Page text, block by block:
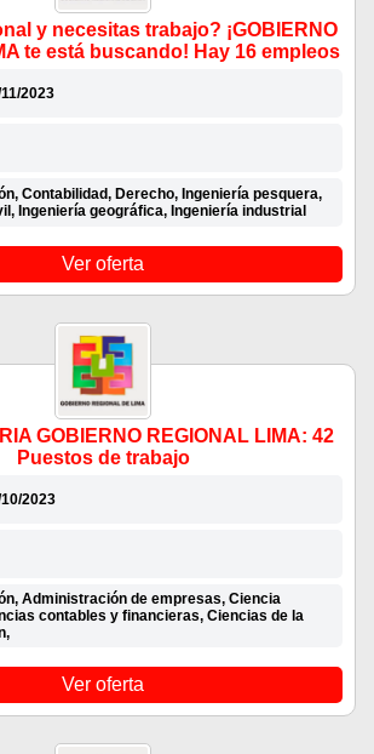
y necesitas trabajo? ¡GOBIERNO
te está buscando! Hay 16 empleos
2023
Contabilidad, Derecho, Ingeniería pesquera,
Ingeniería geográfica, Ingeniería industrial
Ver oferta
GOBIERNO REGIONAL LIMA: 42
Puestos de trabajo
2023
Administración de empresas, Ciencia
contables y financieras, Ciencias de la
Ver oferta